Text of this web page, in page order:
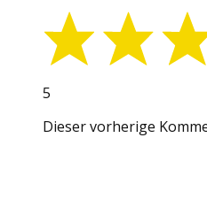
5
Dieser vorherige